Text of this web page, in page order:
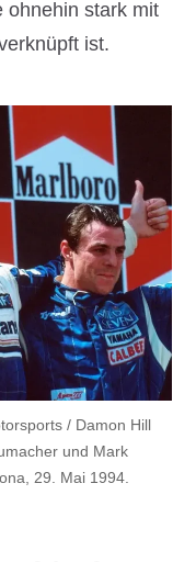
ohnehin stark mit
ist.
/ Damon Hill
und Mark
29. Mai 1994.